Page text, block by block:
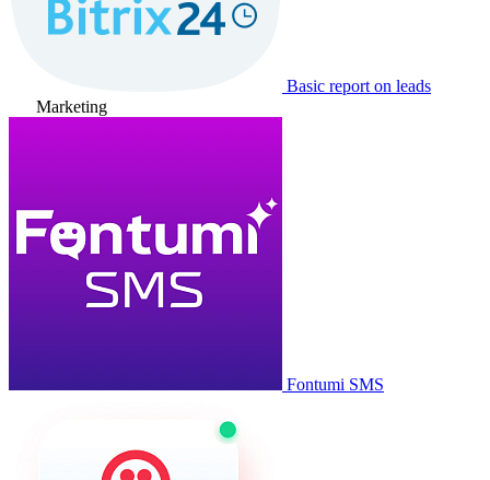
Basic report on leads
Marketing
Fontumi SMS